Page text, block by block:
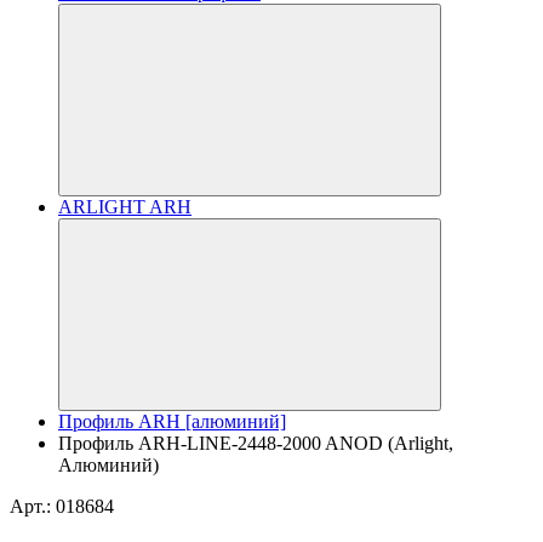
ARLIGHT ARH
Профиль ARH [алюминий]
Профиль ARH-LINE-2448-2000 ANOD (Arlight,
Алюминий)
Арт.: 018684